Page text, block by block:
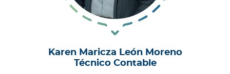
Karen Maricza León Moreno
Técnico Contable